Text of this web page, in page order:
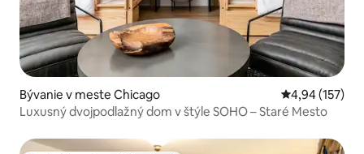
Bývanie v meste Chicago Priemerné
4,94 (157)
Luxusný dvojpodlažný dom v štýle SOHO – Staré Mesto